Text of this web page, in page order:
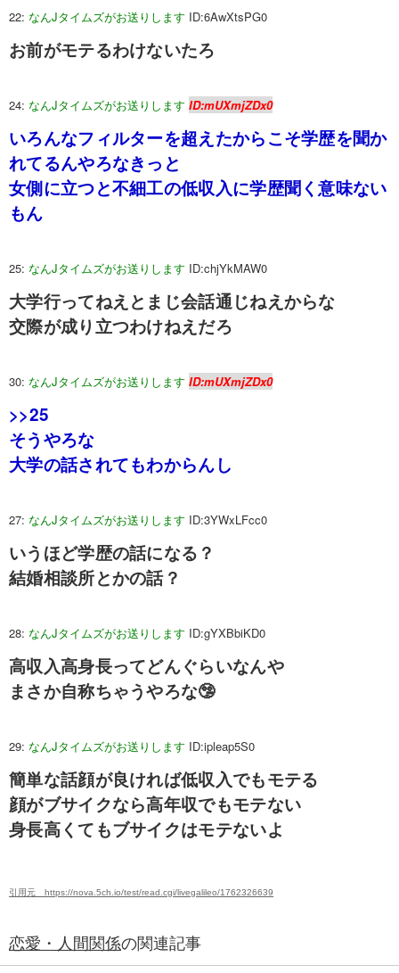
22: なんJタイムズがお送りします ID:6AwXtsPG0
お前がモテるわけないたろ
24: なんJタイムズがお送りします ID:mUXmjZDx0
いろんなフィルターを超えたからこそ学歴を聞か
れてるんやろなきっと
女側に立つと不細工の低収入に学歴聞く意味ない
もん
25: なんJタイムズがお送りします ID:chjYkMAW0
大学行ってねえとまじ会話通じねえからな
交際が成り立つわけねえだろ
30: なんJタイムズがお送りします ID:mUXmjZDx0
>>25
そうやろな
大学の話されてもわからんし
27: なんJタイムズがお送りします ID:3YWxLFcc0
いうほど学歴の話になる？
結婚相談所とかの話？
28: なんJタイムズがお送りします ID:gYXBbiKD0
高収入高身長ってどんぐらいなんや
まさか自称ちゃうやろな🤥
29: なんJタイムズがお送りします ID:ipleap5S0
簡単な話顔が良ければ低収入でもモテる
顔がブサイクなら高年収でもモテない
身長高くてもブサイクはモテないよ
引用元 https://nova.5ch.io/test/read.cgi/livegalileo/1762326639
恋愛・人間関係の関連記事